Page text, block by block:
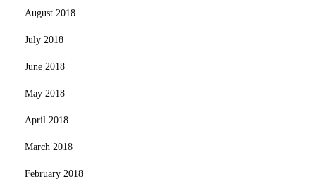
August 2018
July 2018
June 2018
May 2018
April 2018
March 2018
February 2018